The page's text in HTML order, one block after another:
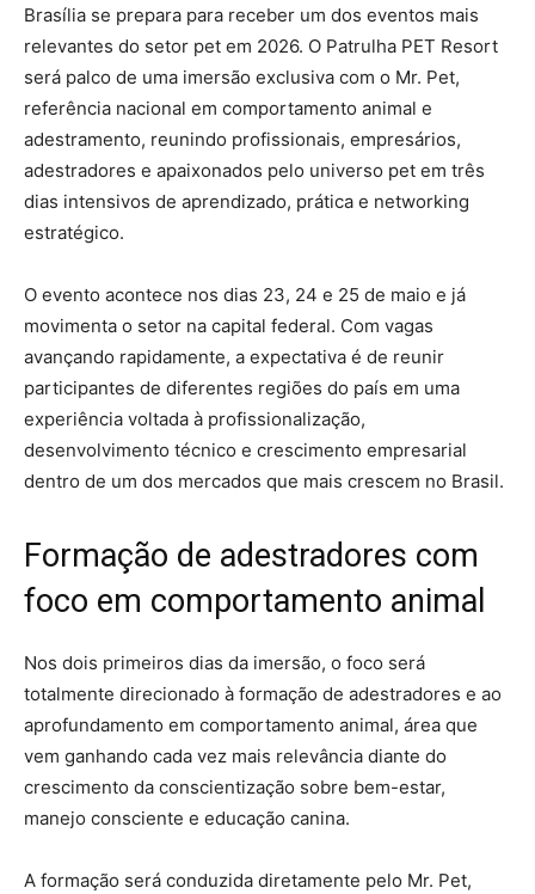
Brasília se prepara para receber um dos eventos mais
relevantes do setor pet em 2026. O Patrulha PET Resort
será palco de uma imersão exclusiva com o Mr. Pet,
referência nacional em comportamento animal e
adestramento, reunindo profissionais, empresários,
adestradores e apaixonados pelo universo pet em três
dias intensivos de aprendizado, prática e networking
estratégico.
O evento acontece nos dias 23, 24 e 25 de maio e já
movimenta o setor na capital federal. Com vagas
avançando rapidamente, a expectativa é de reunir
participantes de diferentes regiões do país em uma
experiência voltada à profissionalização,
desenvolvimento técnico e crescimento empresarial
dentro de um dos mercados que mais crescem no Brasil.
Formação de adestradores com
foco em comportamento animal
Nos dois primeiros dias da imersão, o foco será
totalmente direcionado à formação de adestradores e ao
aprofundamento em comportamento animal, área que
vem ganhando cada vez mais relevância diante do
crescimento da conscientização sobre bem-estar,
manejo consciente e educação canina.
A formação será conduzida diretamente pelo Mr. Pet,